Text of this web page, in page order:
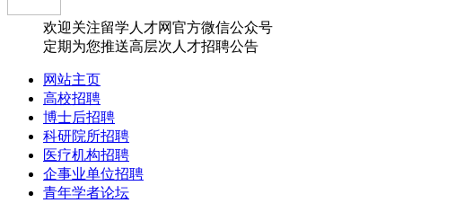
欢迎关注留学人才网官方微信公众号
定期为您推送高层次人才招聘公告
网站主页
高校招聘
博士后招聘
科研院所招聘
医疗机构招聘
企事业单位招聘
青年学者论坛